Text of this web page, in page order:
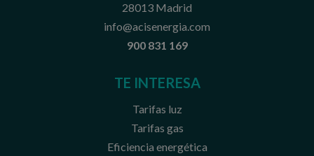
28013 Madrid
info@acisenergia.com
900 831 169
TE INTERESA
Tarifas luz
Tarifas gas
Eficiencia energética